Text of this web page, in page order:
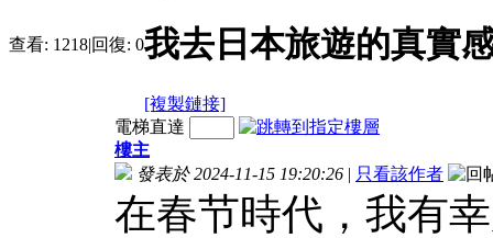
查看: 1218|回復: 0我去日本旅遊的真實
[複製鏈接]
電梯直達
樓主
發表於 2024-11-15 19:20:26 | 只看該作者
在春节時代，我有